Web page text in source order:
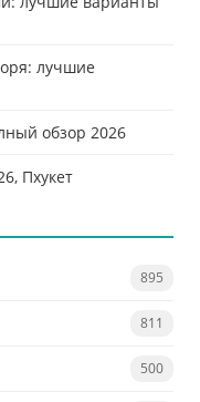
лучшие
обзор 2026
Пхукет
895
811
500